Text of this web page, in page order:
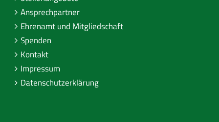
Ansprechpartner
Ehrenamt und Mitgliedschaft
Spenden
Kontakt
Impressum
Datenschutzerklärung